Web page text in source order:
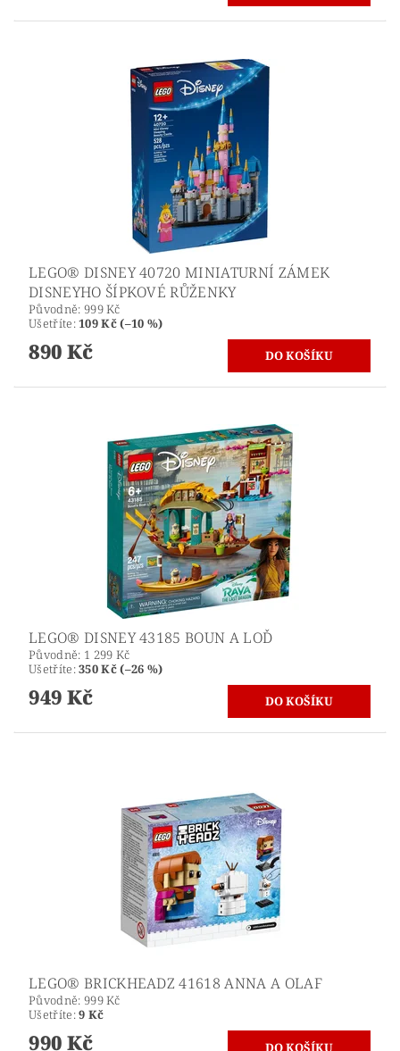
LEGO® DISNEY 40720 MINIATURNÍ ZÁMEK
DISNEYHO ŠÍPKOVÉ RŮŽENKY
Původně: 999 Kč
Ušetříte:109 Kč (–10 %)
890 Kč
LEGO® DISNEY 43185 BOUN A LOĎ
Původně: 1 299 Kč
Ušetříte:350 Kč (–26 %)
949 Kč
LEGO® BRICKHEADZ 41618 ANNA A OLAF
Původně: 999 Kč
Ušetříte:9 Kč
990 Kč